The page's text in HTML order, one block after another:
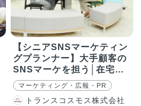
【シニアSNSマーケティン
グプランナー】大手顧客の
SNSマーケを担う│在宅あ
りマーケティング・広報・PR
トランスコスモス株式会社